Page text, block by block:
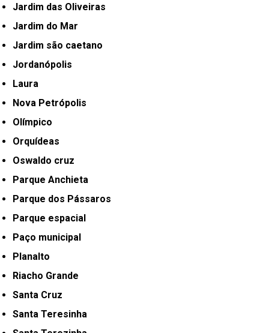
Jardim das Oliveiras
Jardim do Mar
Jardim são caetano
Jordanópolis
Laura
Nova Petrópolis
Olímpico
Orquídeas
Oswaldo cruz
Parque Anchieta
Parque dos Pássaros
Parque espacial
Paço municipal
Planalto
Riacho Grande
Santa Cruz
Santa Teresinha